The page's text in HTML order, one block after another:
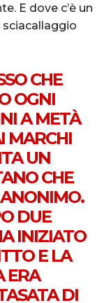
E dove c’è un
CHE
OGNI
A METÀ
MARCHI
UN
CHE
ANONIMO.
DUE
INIZIATO
E LA
ERA
DI